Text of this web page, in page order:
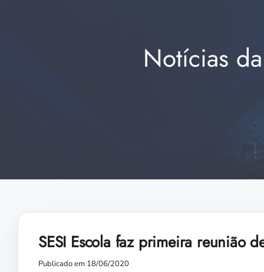
Notícias
SESI Escola faz primeira reunião
Publicado em 18/06/2020